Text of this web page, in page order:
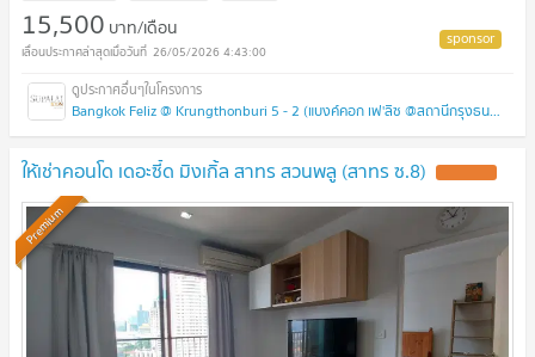
15,500 บาท/เดือน
26/05/2026 4:43:00
Bangkok Feliz @ Krungthonburi 5 - 2 (แบงค์คอก เฟ'ลิซ @สถานีกรุงธนบุรี)
ให้เช่าคอนโด เดอะซี้ด มิงเกิ้ล สาทร สวนพลู (สาทร ซ.8)
Premium